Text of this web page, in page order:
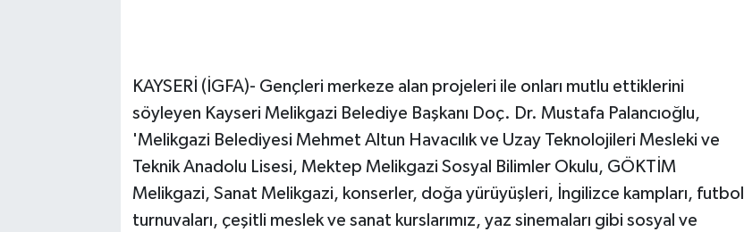
KAYSERİ (İGFA)- Gençleri merkeze alan projeleri ile onları mutlu ettiklerini
söyleyen Kayseri Melikgazi Belediye Başkanı Doç. Dr. Mustafa Palancıoğlu,
'Melikgazi Belediyesi Mehmet Altun Havacılık ve Uzay Teknolojileri Mesleki ve
Teknik Anadolu Lisesi, Mektep Melikgazi Sosyal Bilimler Okulu, GÖKTİM
Melikgazi, Sanat Melikgazi, konserler, doğa yürüyüşleri, İngilizce kampları, futbol
turnuvaları, çeşitli meslek ve sanat kurslarımız, yaz sinemaları gibi sosyal ve